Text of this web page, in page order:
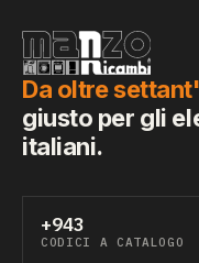
Da oltre
giusto per gli
italiani.
+943
CODICI A CATALOGO